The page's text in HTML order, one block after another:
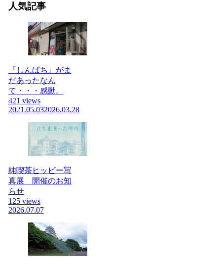
人気記事
『しんぱち』がま
だあったなん
て・・・感動。
421 views
2021.05.032026.03.28
純喫茶ヒッピー写
真展 開催のお知
らせ
125 views
2026.07.07